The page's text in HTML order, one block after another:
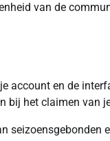
van de
account en de
bij het claimen van
seizoensgebonden